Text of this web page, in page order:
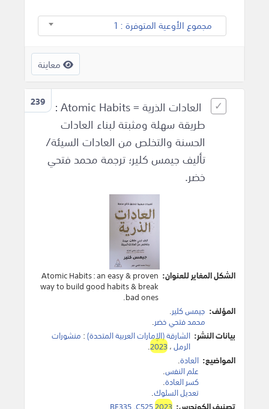
مجموع الأوعية المتوفرة : 1
معاينة
239
العادات الذرية = Atomic Habits :
طريقة سهلة ومثبتة لبناء العادات
الحسنة والتخلص من العادات السيئة/
تأليف جيمس كلير؛ ترجمة محمد فتحي
خضر.
الشكل المغاير للعنوان: Atomic Habits : an easy & proven
way to build good habits & break
bad ones.
المؤلف: جيمس كلير.
محمد فتحي خضر.
بيانات النشر: الشارقة (الإمارات العربية المتحدة): منشورات
الرمل،2023
.
المواضيع: العادة.
علم النفس.
كسر العادة.
تعديل السلوك.
تصنيف الكونجرس:
BF335 .C5252023